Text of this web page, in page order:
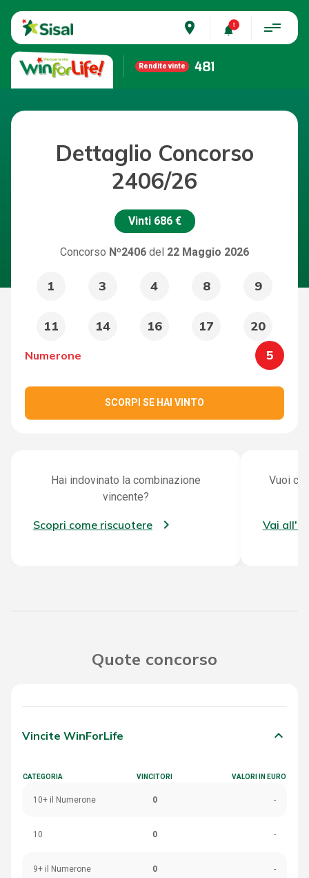
place
Rendite vinte 481
Dettaglio Concorso
2406/26
Vinti 686 €
Concorso Nº2406 del 22 Maggio 2026
1 3 4 8 9
11 14 16 17 20
Numerone 5
SCORPI SE HAI VINTO
Hai indovinato la combinazione
vincente?
Scopri come riscuotere
Vuoi
Vai
Quote concorso
Vincite WinForLife keyboard_arrow_down
CATEGORIA VINCITORI VALORI IN EURO
10+ il Numerone 0 -
10 0 -
9+ il Numerone 0 -